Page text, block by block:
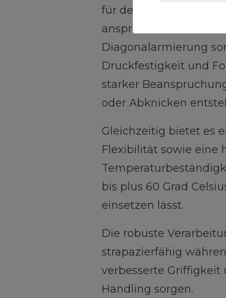
für den intensiven
anspruchsvollen
Diagonalarmierung
Druckfestigkeit und
starker
oder Abknicken
Gleichzeitig bietet es
Flexibilität sowie eine
bis plus 60 Grad
einsetzen lässt.
Die robuste
strapazierfähig
verbesserte
Handling sorgen.